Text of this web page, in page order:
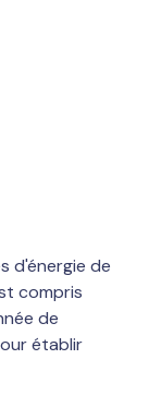
d'énergie de
compris
de
établir